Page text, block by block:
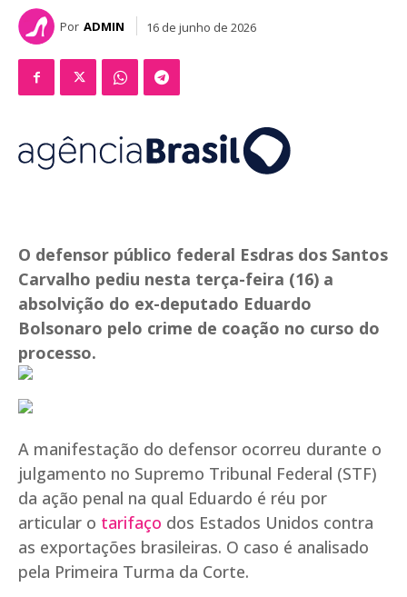
Por ADMIN 16 de junho de 2026
O defensor público federal Esdras dos Santos
Carvalho pediu nesta terça-feira (16) a
absolvição do ex-deputado Eduardo
Bolsonaro pelo crime de coação no curso do
processo.
A manifestação do defensor ocorreu durante o
julgamento no Supremo Tribunal Federal (STF)
da ação penal na qual Eduardo é réu por
articular o tarifaço dos Estados Unidos contra
as exportações brasileiras. O caso é analisado
pela Primeira Turma da Corte.